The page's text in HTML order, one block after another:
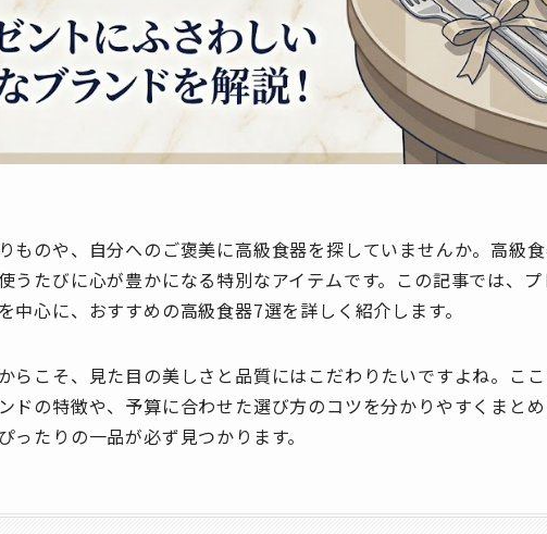
ものや、自分へのご褒美に高級食器を探していませんか。高級
うたびに心が豊かになる特別なアイテムです。この記事では、
中心に、おすすめの高級食器7選を詳しく紹介します。
らこそ、見た目の美しさと品質にはこだわりたいですよね。こ
ドの特徴や、予算に合わせた選び方のコツを分かりやすくまと
ったりの一品が必ず見つかります。